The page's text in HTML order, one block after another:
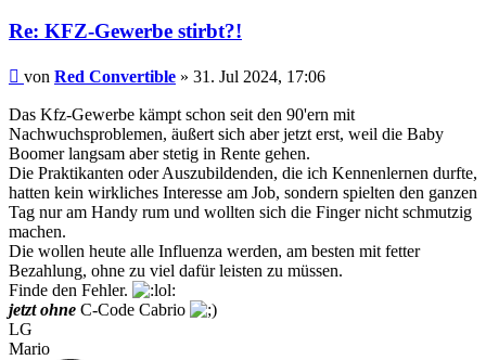
Re: KFZ-Gewerbe stirbt?!
Beitrag
von Red Convertible » 31. Jul 2024, 17:06
Das Kfz-Gewerbe kämpt schon seit den 90'ern mit
Nachwuchsproblemen, äußert sich aber jetzt erst, weil die Baby
Boomer langsam aber stetig in Rente gehen.
Die Praktikanten oder Auszubildenden, die ich Kennenlernen durfte,
hatten kein wirkliches Interesse am Job, sondern spielten den ganzen
Tag nur am Handy rum und wollten sich die Finger nicht schmutzig
machen.
Die wollen heute alle Influenza werden, am besten mit fetter
Bezahlung, ohne zu viel dafür leisten zu müssen.
Finde den Fehler.
jetzt ohne C-Code Cabrio
LG
Mario